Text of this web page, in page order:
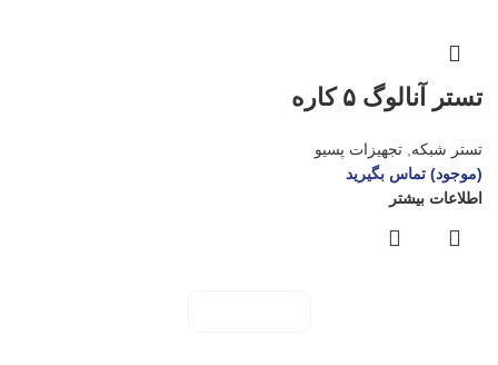
تستر آنالوگ ۵ کاره
تستر شبکه, تجهیزات پسیو
(موجود) تماس بگیرید
اطلاعات بیشتر